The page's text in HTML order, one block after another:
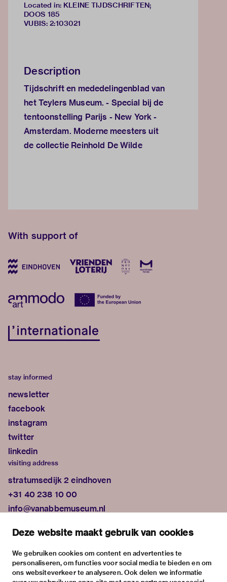
Deze website maakt gebruik van cookies
We gebruiken cookies om content en advertenties te
personaliseren, om functies voor social media te bieden en om
ons websiteverkeer te analyseren. Ook delen we informatie
Located in: KLEINE TIJDSCHRIFTEN;
DOOS 185
VUBIS: 2:103021
Description
Tijdschrift en mededelingenblad van
het Teylers Museum. - Special bij de
tentoonstelling Parijs - New York -
Amsterdam. Moderne meesters uit
de collectie Reinhold De Wilde
With support of
stay informed
newsletter
facebook
instagram
twitter
linkedin
visiting address
stratumsedijk 2 eindhoven
+31 40 238 10 00
info@vanabbemuseum.nl
exhibitions
activities
practical information
about